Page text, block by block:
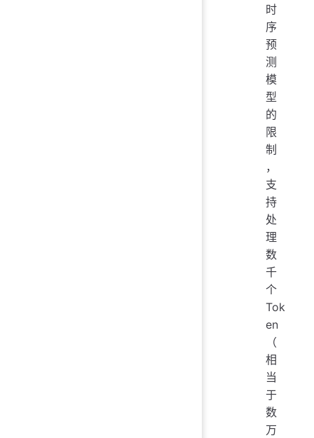
时
序
预
测
模
型
的
限
制
，
支
持
处
理
数
千
个
Tok
en
（
相
当
于
数
万